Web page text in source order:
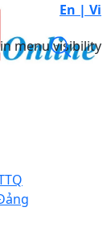
En | Vi
menu visibility